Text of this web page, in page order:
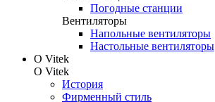
Погодные станции
Вентиляторы
Напольные вентиляторы
Настольные вентиляторы
О Vitek
О Vitek
История
Фирменный стиль